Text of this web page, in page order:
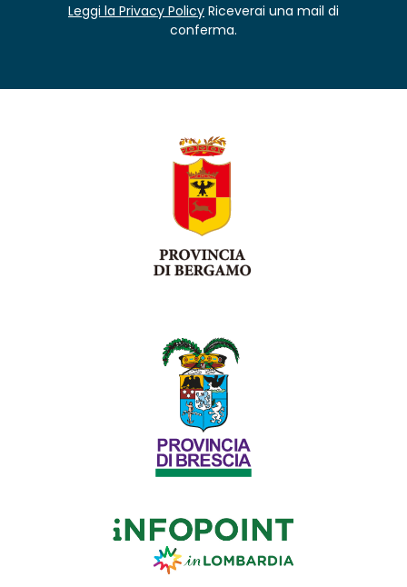
Leggi la Privacy Policy Riceverai una mail di
conferma.